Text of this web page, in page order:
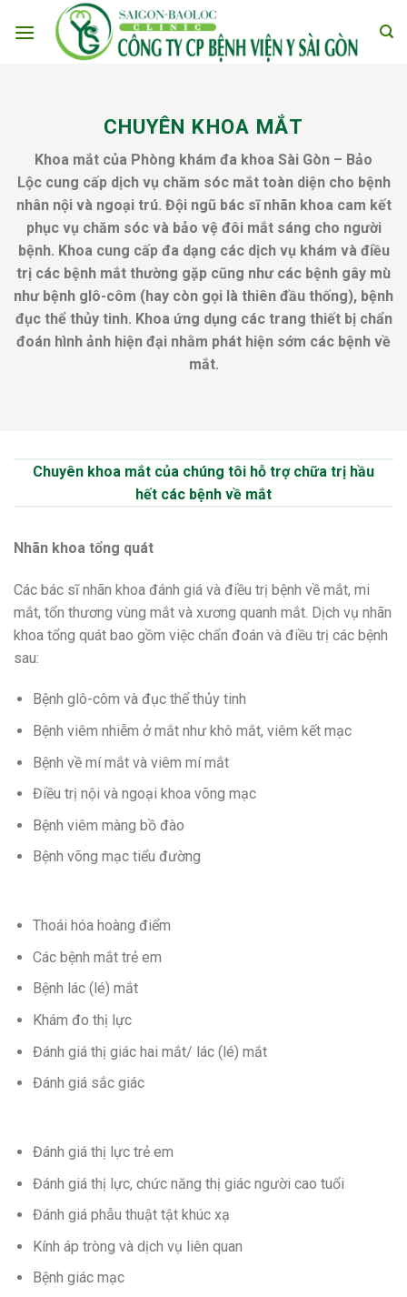
CHUYÊN KHOA MẮT
Khoa mắt của Phòng khám đa khoa Sài Gòn – Bảo
Lộc cung cấp dịch vụ chăm sóc mắt toàn diện cho bệnh
nhân nội và ngoại trú. Đội ngũ bác sĩ nhãn khoa cam kết
phục vụ chăm sóc và bảo vệ đôi mắt sáng cho người
bệnh. Khoa cung cấp đa dạng các dịch vụ khám và điều
trị các bệnh mắt thường gặp cũng như các bệnh gây mù
như bệnh glô-côm (hay còn gọi là thiên đầu thống), bệnh
đục thể thủy tinh. Khoa ứng dụng các trang thiết bị chẩn
đoán hình ảnh hiện đại nhằm phát hiện sớm các bệnh về
mắt.
Chuyên khoa mắt của chúng tôi hỗ trợ chữa trị hầu
hết các bệnh về mắt
Nhãn khoa tổng quát
Các bác sĩ nhãn khoa đánh giá và điều trị bệnh về mắt, mi
mắt, tổn thương vùng mắt và xương quanh mắt. Dịch vụ nhãn
khoa tổng quát bao gồm việc chẩn đoán và điều trị các bệnh
sau:
Bệnh glô-côm và đục thể thủy tinh
Bệnh viêm nhiễm ở mắt như khô mắt, viêm kết mạc
Bệnh về mí mắt và viêm mí mắt
Điều trị nội và ngoại khoa võng mạc
Bệnh viêm màng bồ đào
Bệnh võng mạc tiểu đường
Thoái hóa hoàng điểm
Các bệnh mắt trẻ em
Bệnh lác (lé) mắt
Khám đo thị lực
Đánh giá thị giác hai mắt/ lác (lé) mắt
Đánh giá sắc giác
Đánh giá thị lực trẻ em
Đánh giá thị lực, chức năng thị giác người cao tuổi
Đánh giá phẫu thuật tật khúc xạ
Kính áp tròng và dịch vụ liên quan
Bệnh giác mạc